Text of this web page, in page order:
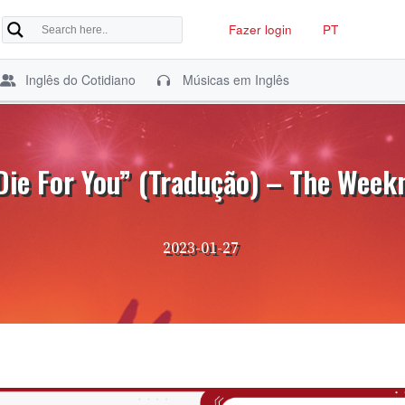
Fazer login PT
Inglês do Cotidiano Músicas em Inglês
For You” (Tradução) – The
2023-01-27